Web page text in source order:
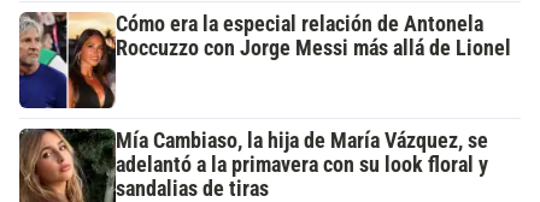
Cómo era la especial relación de Antonela
Roccuzzo con Jorge Messi más allá de Lionel
Mía Cambiaso, la hija de María Vázquez, se
adelantó a la primavera con su look floral y
sandalias de tiras